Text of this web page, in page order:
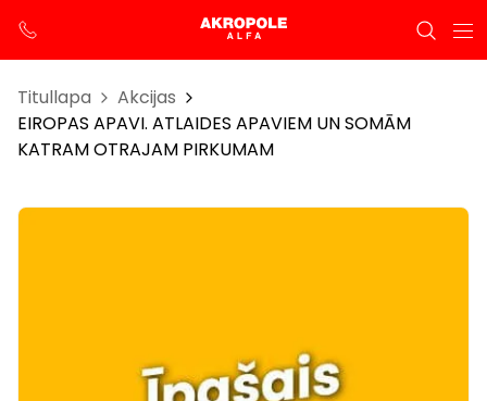
Titullapa
Akcijas
EIROPAS APAVI. ATLAIDES APAVIEM UN SOMĀM
KATRAM OTRAJAM PIRKUMAM